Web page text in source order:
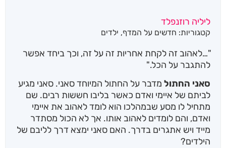
ליליה רוזנפלד
קטגוריות: חדשים על המדף, ילדים
"…לאהוב זה לקחת אחריות זה על זה, וכך ביחד אפשר
להתגבר על הכל."
סאני החתול מדבר על החתול המיוחד סאני. סאני מגיע
לביתם של איימי ואדם כאשר בליבו חששות רבים. שם
מתחיל לו מסע שבמהלכו הוא לומד לאהוב את איימי
ואדם, והם לומדים לאהוב אותו. אך לא הכול מסתדר
מייד ויש אתגרים בדרך. האם סאני ימצא דרך לליבם של
הילדים?